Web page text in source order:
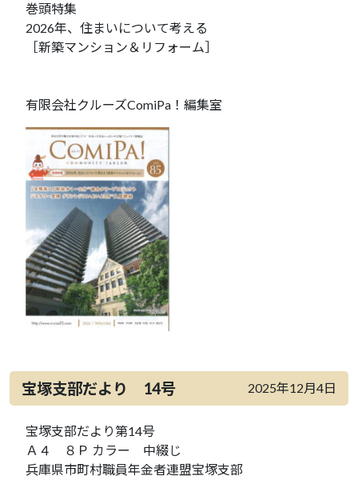
巻頭特集
2026年、住まいについて考える
［新築マンション＆リフォーム］
有限会社クルーズComiPa！編集室
宝塚支部だより 14号 2025年12月4日
宝塚支部だより第14号
Ａ４ ８Ｐ カラー 中綴じ
兵庫県市町村職員年金者連盟宝塚支部